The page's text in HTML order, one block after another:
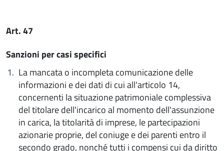
Art. 47
Sanzioni per casi specifici
La mancata o incompleta comunicazione delle
informazioni e dei dati di cui all'articolo 14,
concernenti la situazione patrimoniale complessiva
del titolare dell'incarico al momento dell'assunzione
in carica, la titolarità di imprese, le partecipazioni
azionarie proprie, del coniuge e dei parenti entro il
secondo grado, nonché tutti i compensi cui da diritto